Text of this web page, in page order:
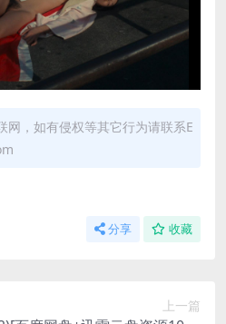
网，如有侵权等其它行为请联系E
分享 收藏
上一篇